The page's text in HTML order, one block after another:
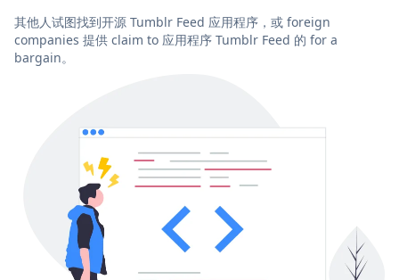
其他人试图找到开源 Tumblr Feed 应用程序，或 foreign
companies 提供 claim to 应用程序 Tumblr Feed 的 for a
bargain。